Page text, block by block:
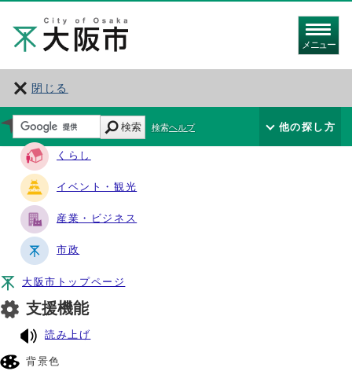
メニュー
閉じる
サイト・ナビ
くらし
イベント・観光
産業・ビジネス
市政
大阪市トップページ
支援機能
読み上げ
背景色
検索 検索ヘルプ 他の探し方